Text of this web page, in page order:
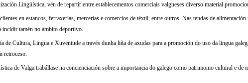
Lingüística, vén de repartir entre establecementos comerciais valgueses diverso material
en estancos, ferraxerías, mercerías e comercios de téxtil, entre outros. Nas tendas de
tamén no ámbito deportivo.
de Cultura, Lingua e Xuventude a través dunha liña de axudas para a promoción do uso da lingua
retroceso.
de Valga trabállase na concienciación sobre a importancia do galego como patrimonio cultural e